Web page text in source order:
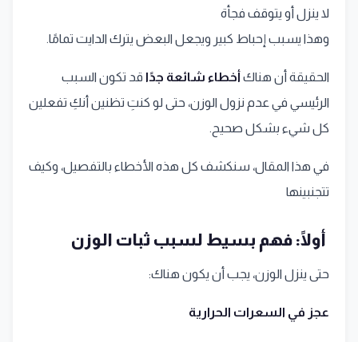
لا ينزل أو يتوقف فجأة
وهذا يسبب إحباط كبير ويجعل البعض يترك الدايت تمامًا.
الحقيقة أن هناك أخطاء شائعة جدًا قد تكون السبب
الرئيسي في عدم نزول الوزن، حتى لو كنتِ تظنين أنكِ تفعلين
كل شيء بشكل صحيح.
في هذا المقال، سنكشف كل هذه الأخطاء بالتفصيل، وكيف
تتجنبينها
أولًا: فهم بسيط لسبب ثبات الوزن
حتى ينزل الوزن، يجب أن يكون هناك:
عجز في السعرات الحرارية